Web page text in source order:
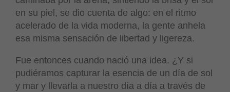
en su piel, se dio cuenta de algo: en el ritmo
acelerado de la vida moderna, la gente anhela
esa misma sensación de libertad y ligereza.
Fue entonces cuando nació una idea. ¿Y si
pudiéramos capturar la esencia de un día de sol
y mar y llevarla a nuestro día a día a través de